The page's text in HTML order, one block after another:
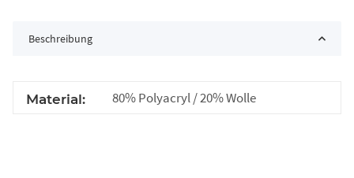
Beschreibung
Material: 80% Polyacryl / 20% Wolle